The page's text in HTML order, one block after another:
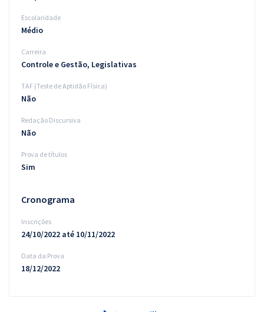
Escolaridade
Médio
Carreira
Controle e Gestão, Legislativas
TAF (Teste de Aptidão Física)
Não
Redação Discursiva
Não
Prova de títulos
Sim
Cronograma
Inscrições
24/10/2022 até 10/11/2022
Data da Prova
18/12/2022